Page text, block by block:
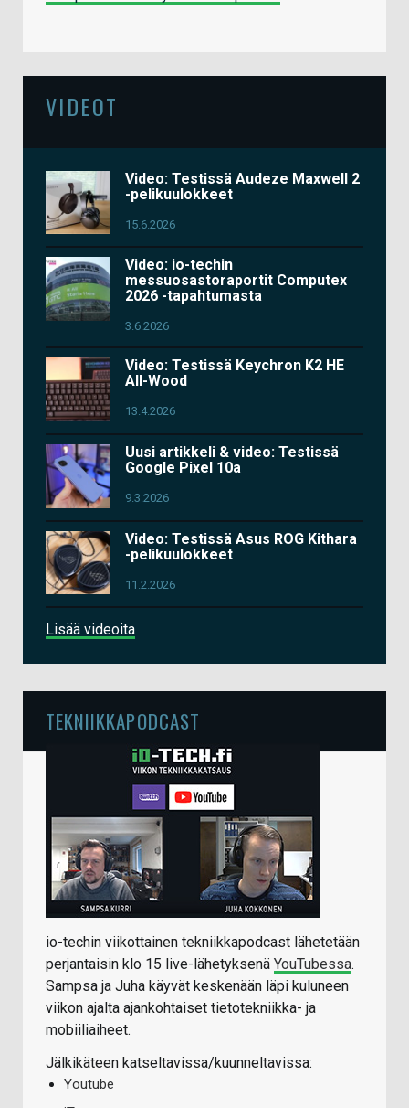
VIDEOT
Video: Testissä Audeze Maxwell 2
-pelikuulokkeet
15.6.2026
Video: io-techin
messuosastoraportit Computex
2026 -tapahtumasta
3.6.2026
Video: Testissä Keychron K2 HE
All-Wood
13.4.2026
Uusi artikkeli & video: Testissä
Google Pixel 10a
9.3.2026
Video: Testissä Asus ROG Kithara
-pelikuulokkeet
11.2.2026
Lisää videoita
TEKNIIKKAPODCAST
io-techin viikottainen tekniikkapodcast lähetetään
perjantaisin klo 15 live-lähetyksenä YouTubessa.
Sampsa ja Juha käyvät keskenään läpi kuluneen
viikon ajalta ajankohtaiset tietotekniikka- ja
mobiiliaiheet.
Jälkikäteen katseltavissa/kuunneltavissa:
Youtube